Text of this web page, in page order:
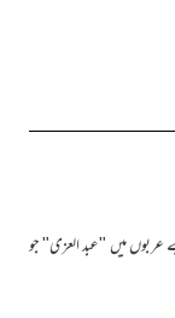
عربوں میں "عبد العزی" جو